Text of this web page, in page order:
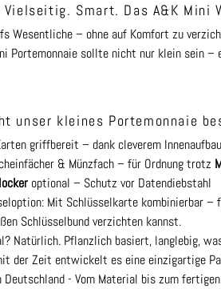
Vielseitig. Smart. Das A&K Mini
Wesentliche – ohne auf Komfort zu
Portemonnaie sollte nicht nur klein sein
unser kleines Portemonnaie
griffbereit – dank cleverem Innenaufbau
& Münzfach – für Ordnung trotz
optional – Schutz vor Datendiebstahl
Mit Schlüsselkarte kombinierbar –
Schlüsselbund verzichten kannst.
Natürlich. Pflanzlich basiert, langlebig,
der Zeit entwickelt es eine einzigartige
Deutschland - Vom Material bis zum